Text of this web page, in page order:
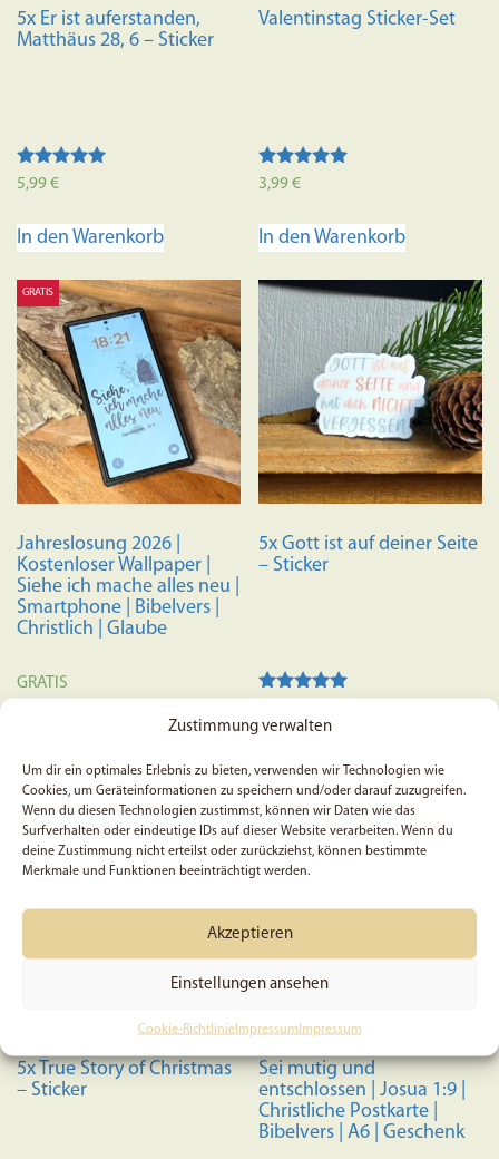
Zustimmung verwalten
Um dir ein optimales Erlebnis zu bieten, verwenden wir Technologien wie
Cookies, um Geräteinformationen zu speichern und/oder darauf zuzugreifen.
Wenn du diesen Technologien zustimmst, können wir Daten wie das
Surfverhalten oder eindeutige IDs auf dieser Website verarbeiten. Wenn du
deine Zustimmung nicht erteilst oder zurückziehst, können bestimmte
Merkmale und Funktionen beeinträchtigt werden.
Akzeptieren
Einstellungen ansehen
Cookie-RichtlinieImpressum Impressum
5x Er ist auferstanden,
Matthäus 28, 6 – Sticker
Bewertet mit
5.00
5,99€
In den Warenkorb
Valentinstag Sticker-Set
Bewertet mit
5.00
3,99€
In den Warenkorb
GRATIS
Jahreslosung 2026 |
Kostenloser Wallpaper |
Siehe ich mache alles neu |
Smartphone | Bibelvers |
Christlich | Glaube
GRATIS
5x Gott ist auf deiner Seite
– Sticker
5.00
In den Warenkorb
5x True Story of Christmas
– Sticker
Sei mutig und
entschlossen | Josua 1:9 |
Christliche Postkarte |
Bibelvers | A6 | Geschenk